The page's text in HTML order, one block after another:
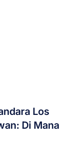
Los
Di Mana